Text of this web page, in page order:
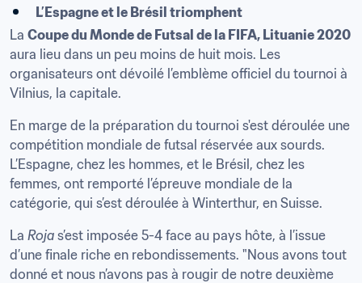
L’Espagne et le Brésil triomphent
La Coupe du Monde de Futsal de la FIFA, Lituanie 2020
aura lieu dans un peu moins de huit mois. Les
organisateurs ont dévoilé l’emblème officiel du tournoi à
Vilnius, la capitale.
En marge de la préparation du tournoi s'est déroulée une
compétition mondiale de futsal réservée aux sourds.
L’Espagne, chez les hommes, et le Brésil, chez les
femmes, ont remporté l’épreuve mondiale de la
catégorie, qui s’est déroulée à Winterthur, en Suisse.
La Roja s’est imposée 5-4 face au pays hôte, à l’issue
d’une finale riche en rebondissements. "Nous avons tout
donné et nous n’avons pas à rougir de notre deuxième